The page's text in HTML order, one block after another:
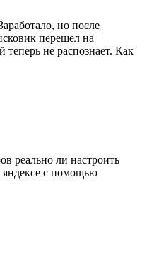
но после
перешел на
теперь не распознает. Как
реально ли настроить
яндексе с помощью